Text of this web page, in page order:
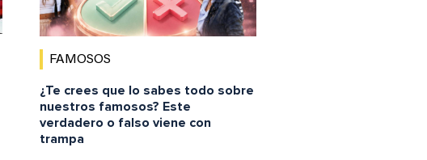
FAMOSOS
¿Te crees que lo sabes todo sobre
nuestros famosos? Este
verdadero o falso viene con
trampa